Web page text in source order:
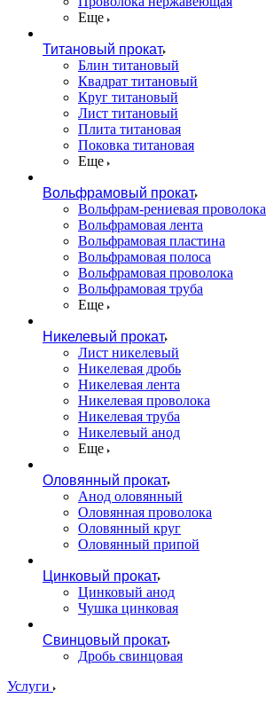
Еще
Титановый прокат
Блин титановый
Квадрат титановый
Круг титановый
Лист титановый
Плита титановая
Поковка титановая
Еще
Вольфрамовый прокат
Вольфрам-рениевая проволока
Вольфрамовая лента
Вольфрамовая пластина
Вольфрамовая полоса
Вольфрамовая проволока
Вольфрамовая труба
Еще
Никелевый прокат
Лист никелевый
Никелевая дробь
Никелевая лента
Никелевая проволока
Никелевая труба
Никелевый анод
Еще
Оловянный прокат
Анод оловянный
Оловянная проволока
Оловянный круг
Оловянный припой
Цинковый прокат
Цинковый анод
Чушка цинковая
Свинцовый прокат
Дробь свинцовая
Услуги